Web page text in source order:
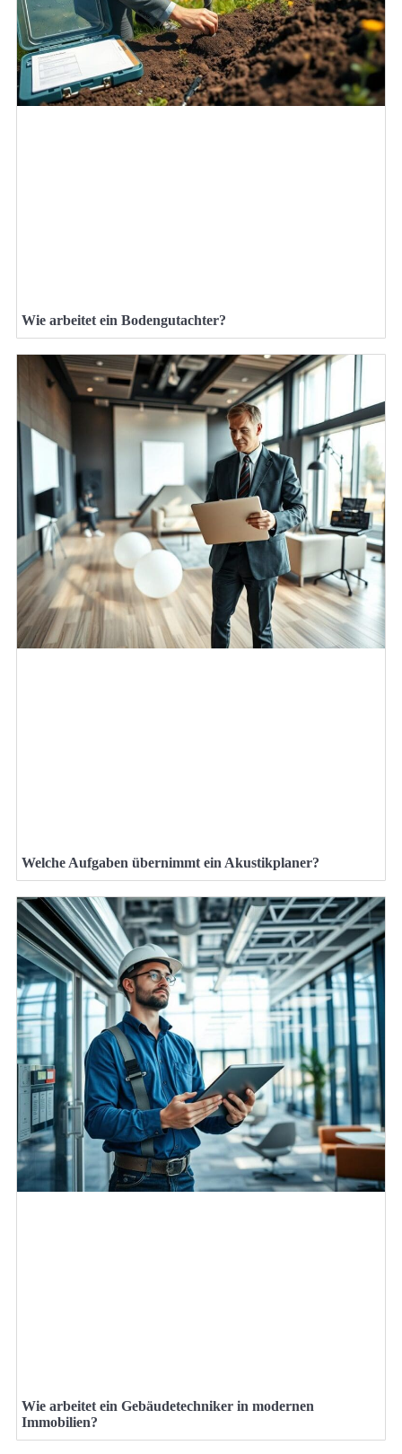
Wie arbeitet ein Bodengutachter?
Welche Aufgaben übernimmt ein Akustikplaner?
Wie arbeitet ein Gebäudetechniker in modernen
Immobilien?